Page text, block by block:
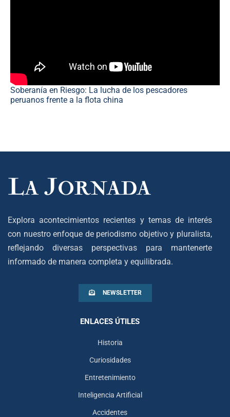
Soberanía en Riesgo: La lucha de los pescadores
peruanos frente a la flota china
Explora acontecimientos recientes y temas de interés
con nuestro enfoque de periodismo objetivo y pluralista,
reflejando diversas perspectivas para mantenerte
informado de manera completa y equilibrada.
NEWSLETTER
ENLACES ÚTILES
Historia
Curiosidades
Entretenimiento
Inteligencia Artificial
Accidentes